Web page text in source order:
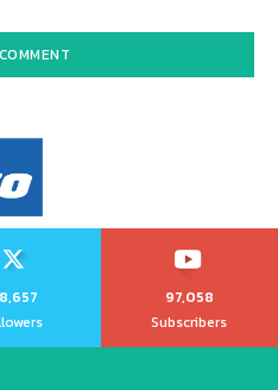
97,058
Subscribers